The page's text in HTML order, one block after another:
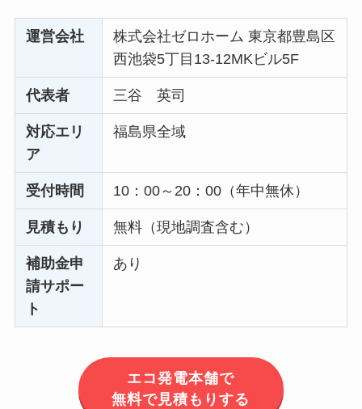
運営会社
株式会社ゼロホーム 東京都豊島区
西池袋5丁目13-12MKビル5F
代表者 三谷 英司
対応エリ
ア
福島県全域
受付時間 10：00～20：00（年中無休）
見積もり 無料（現地調査含む）
補助金申
請サポー
ト
あり
エコ発電本舗で
無料で見積もりする